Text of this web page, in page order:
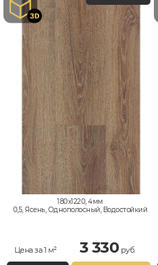
180x1220, 4мм
0,5, Ясень, Однополосный, Водостойкий
Цена за 1 м² 3 330 руб.